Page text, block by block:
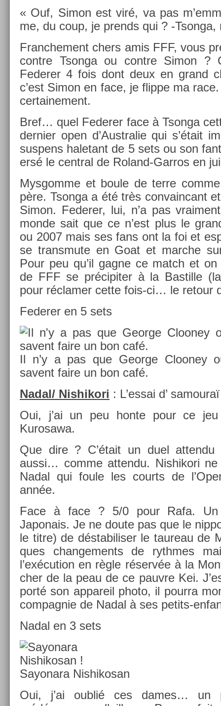
« Ouf, Simon est viré, va pas
me, du coup, je pre­nds qui ? -Tsonga,
Franche­ment chers amis FFF, vous
con­tre Tson­ga ou con­tre Simon ?
Feder­er 4 fois dont deux en grand
c’est Simon en face, je flip­pe ma
cer­taine­ment.
Bref… quel Feder­er face à Tson­ga
de­rni­er open d’Australie qui s’était
sus­pens haletant de 5 sets ou son
ersé le centr­al de Roland-Garros en
Mys­gomme et boule de terre
père. Tson­ga a été très con­vain­cant
Simon. Feder­er, lui, n’a pas
monde sait que ce n’est plus le
ou 2007 mais ses fans ont la foi et
se trans­mute en Goat et marche
Pour peu qu’il gagne ce match et
de FFF se précipit­er à la Bas­tille
pour réclam­er cette fois-ci… le re­tour
Feder­er en 5 sets
Il n’y a pas que Geor­ge Clooney
savent faire un bon café.
Nadal/ Nis­hikori : L’essai d’ samouraï
Oui, j’ai un peu honte pour ce
Kurosawa.
Que dire ? C’était un duel
aussi… comme at­tendu. Nis­hikori
Nadal qui foule les co­urts de
année.
Face à face ? 5/0 pour Rafa.
Japonais. Je ne doute pas que le
le titre) de déstabilis­er le taureau de
ques chan­ge­ments de rythmes
l’exécu­tion en règle réservée à la
cher de la peau de ce pauv­re Kei.
porté son ap­pareil photo, il pour­ra
com­pag­nie de Nadal à ses petits-
Nadal en 3 sets
Sayonara Nis­hikosan
Oui, j’ai oublié ces dames… un